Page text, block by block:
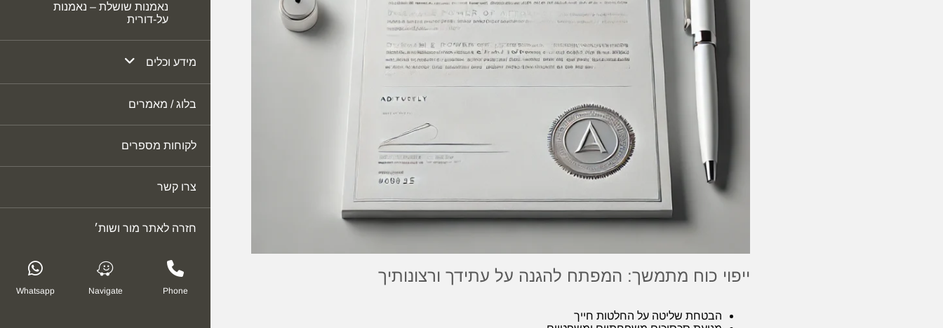
נאמנות שושלת – נאמנות
על-דורית
מידע וכלים
שאלות נפוצות
מדריכים
כלים ומחשבונים
משימות לאחר פטירת קרוב
בלוג / מאמרים
לקוחות מספרים
צרו קשר
חזרה לאתר מור ושות׳
Phone
Navigate
Whatsapp
ייפוי כוח מתמשך: המפתח להגנה על עתידך ורצונותיך
הבטחת שליטה על החלטות חייך